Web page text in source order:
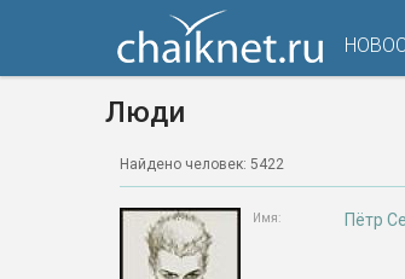
Люди
Найдено человек: 5422
Имя: Пётр